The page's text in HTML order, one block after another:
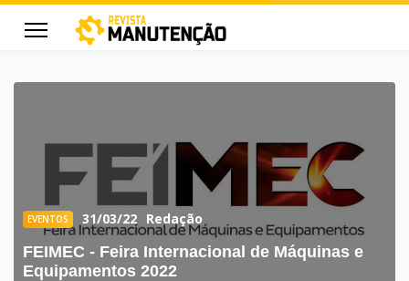
EVENTOS 31/03/22 Redação
FEIMEC - Feira Internacional de Máquinas e
Equipamentos 2022